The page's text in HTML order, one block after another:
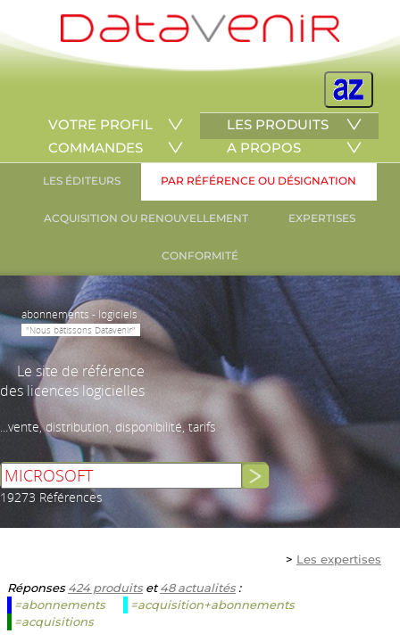
VOTRE PROFIL
LES PRODUITS
COMMANDES
A PROPOS
LES ÉDITEURS PAR RÉFÉRENCE OU DÉSIGNATION
ACQUISITION OU RENOUVELLEMENT EXPERTISES
CONFORMITÉ
abonnements - logiciels
"Nous bâtissons Datavenir"
Le site de référence
des licences logicielles
...vente, distribution, disponibilité, tarifs
19273 Références
> Les expertises
Réponses424 produitset48 actualités:
=abonnements
=acquisition+abonnements
=acquisitions